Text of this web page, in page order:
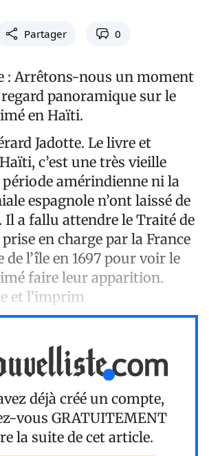
Partager 0
:Arrêtons-nous un moment
panoramique sur le
en Haїti.
Jadotte. Le livre et
c’est une très vieille
amérindienne ni la
espagnole n’ont laissé de
Il a fallu attendre le Traité de
en charge par la France
de l’île en 1697 pour voir le
faire leur apparition.
et l’imprim
déjà créé un compte,
vous GRATUITEMENT
la suite de cet article.